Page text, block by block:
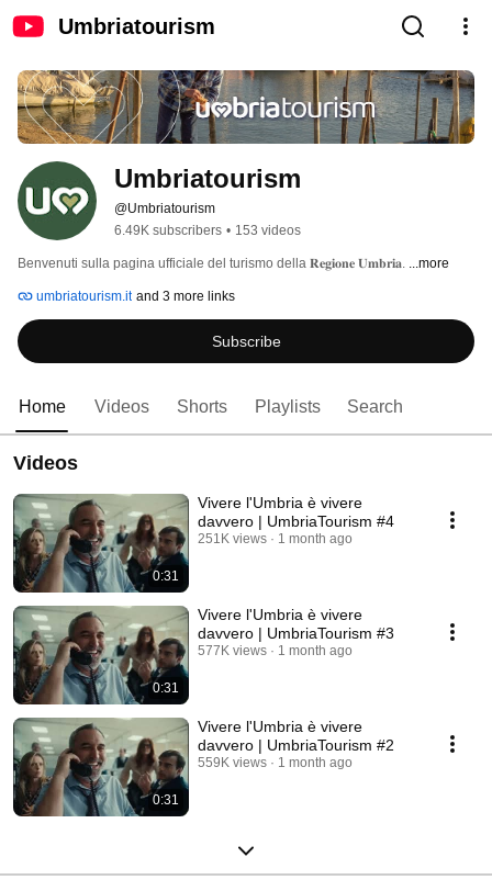
Umbriatourism
Umbriatourism
@Umbriatourism
6.49K subscribers • 153 videos
Benvenuti sulla pagina ufficiale del turismo della 𝐑𝐞𝐠𝐢𝐨𝐧𝐞 𝐔𝐦𝐛𝐫𝐢𝐚. ...more
umbriatourism.it and 3 more links
Subscribe
Home Videos Shorts Playlists Search
Videos
0:31
Vivere l'Umbria è vivere
davvero | UmbriaTourism #4
251K views 1 month ago
0:31
Vivere l'Umbria è vivere
davvero | UmbriaTourism #3
577K views 1 month ago
0:31
Vivere l'Umbria è vivere
davvero | UmbriaTourism #2
559K views 1 month ago